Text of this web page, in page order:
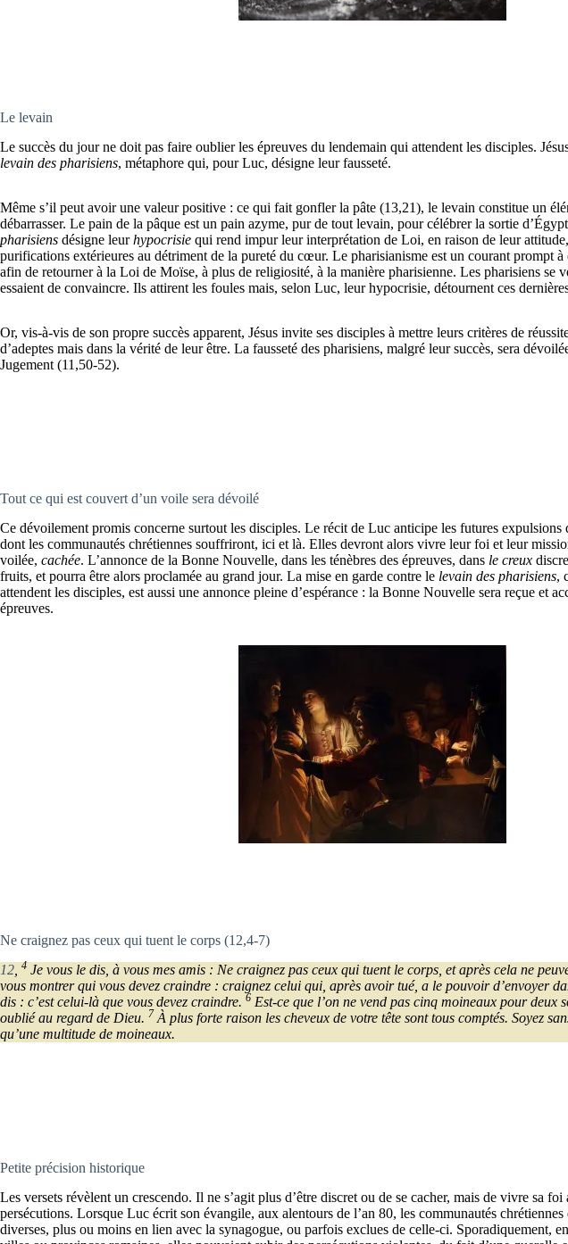
Le levain
Le succès du jour ne doit pas faire oublier les épreuves du lendemain qui attendent les disciples.
levain des pharisiens, métaphore qui, pour Luc, désigne leur fausseté.
Même s’il peut avoir une valeur positive : ce qui fait gonfler la pâte (13,21), le levain constitue un
débarrasser. Le pain de la pâque est un pain azyme, pur de tout levain, pour célébrer la sortie
pharisiens désigne leurhypocrisie qui rend impur leur interprétation de Loi, en raison de leur attitude,
purifications extérieures au détriment de la pureté du cœur. Le pharisianisme est un courant prompt
afin de retourner à la Loi de Moïse, à plus de religiosité, à la manière pharisienne. Les pharisiens se
essaient de convaincre. Ils attirent les foules mais, selon Luc, leur hypocrisie, détournent ces
Or, vis-à-vis de son propre succès apparent, Jésus invite ses disciples à mettre leurs critères de
d’adeptes mais dans la vérité de leur être. La fausseté des pharisiens, malgré leur succès, sera
Jugement (11,50-52).
Tout ce qui est couvert d’un voile sera dévoilé
Ce dévoilement promis concerne surtout les disciples. Le récit de Luc anticipe les futures expulsions
dont les communautés chrétiennes souffriront, ici et là. Elles devront alors vivre leur foi et leur
voilée, cachée. L’annonce de la Bonne Nouvelle, dans les ténèbres des épreuves, dans le creux
fruits, et pourra être alors proclamée au grand jour. La mise en garde contre le levain des pharisiens,
attendent les disciples, est aussi une annonce pleine d’espérance : la Bonne Nouvelle sera reçue et
épreuves.
Ne craignez pas ceux qui tuent le corps (12,4-7)
12 4 Je vous le dis, à vous mes amis : Ne craignez pas ceux qui tuent le corps, et après cela ne
vous montrer qui vous devez craindre : craignez celui qui, après avoir tué, a le pouvoir d’envoyer
dis : c’est celui-là que vous devez craindre. 6 Est-ce que l’on ne vend pas cinq moineaux pour deux
oublié au regard de Dieu. 7 À plus forte raison les cheveux de votre tête sont tous comptés. Soyez
qu’une multitude de moineaux.
Petite précision historique
Les versets révèlent un crescendo. Il ne s’agit plus d’être discret ou de se cacher, mais de vivre sa
persécutions. Lorsque Luc écrit son évangile, aux alentours de l’an 80, les communautés
diverses, plus ou moins en lien avec la synagogue, ou parfois exclues de celle-ci. Sporadiquement,